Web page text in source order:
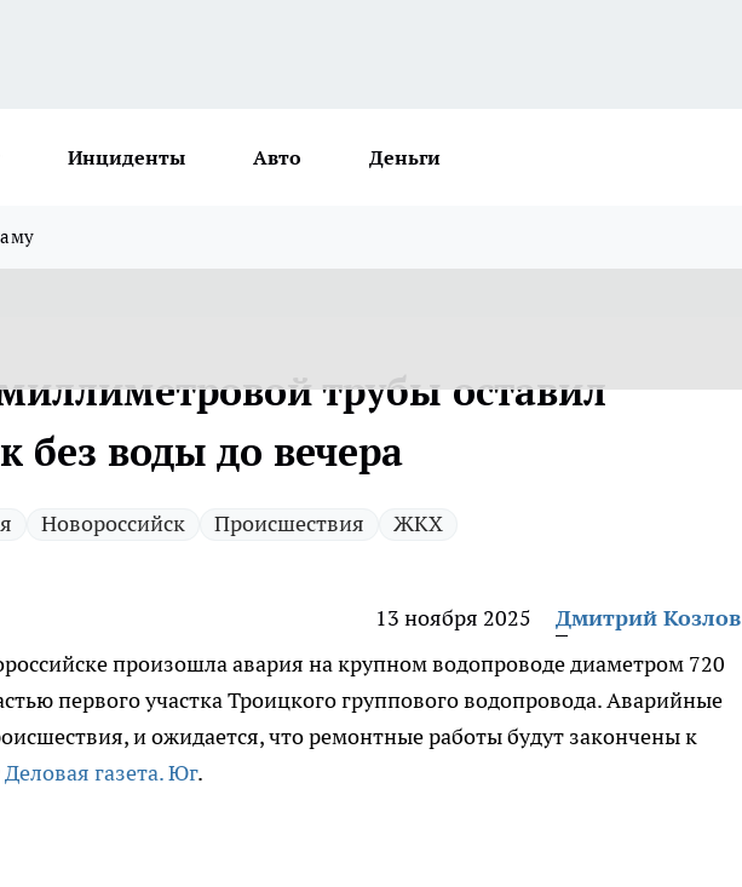
Инциденты Авто Деньги
трубы оставил
без воды до вечера
Новороссийск Происшествия ЖКХ
13 ноября 2025
Дмитрий Козлов
произошла авария на крупном водопроводе диаметром 720
первого участка Троицкого группового водопровода. Аварийные
и ожидается, что ремонтные работы будут закончены к
Деловая газета. Юг.